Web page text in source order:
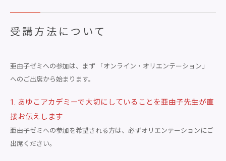
受講方法について
亜由子ゼミへの参加は、まず 「オンライン・オリエンテーション」
へのご出席から始まります。
1. あゆこアカデミーで大切にしていることを亜由子先生が直
接お伝えします
亜由子ゼミへの参加を希望される方は、必ずオリエンテーションにご
出席ください。